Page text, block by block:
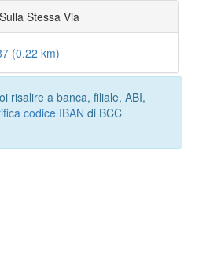
Stessa Via
(0.22 km)
risalire a banca, filiale, ABI,
codice IBAN di BCC